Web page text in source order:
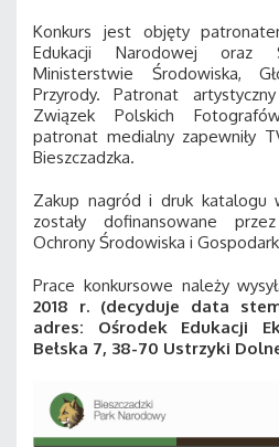
Konkurs jest objęty
Edukacji Narodowej oraz
Ministerstwie Środowiska,
Przyrody. Patronat
Związek Polskich
patronat medialny zapewniły
Bieszczadzka.
Zakup nagród i druk katalogu
zostały dofinansowane
Ochrony Środowiska i
Prace konkursowe należy
2018 r. (decyduje data
adres: Ośrodek Edukacji
Bełska 7, 38-70 Ustrzyki